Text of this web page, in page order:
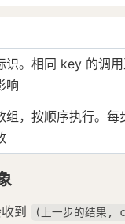
识。相同 key 的调
响
组，按顺序执行。
到 (上一步的结果,